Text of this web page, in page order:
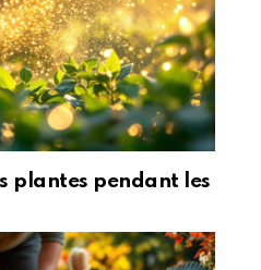
plantes pendant les